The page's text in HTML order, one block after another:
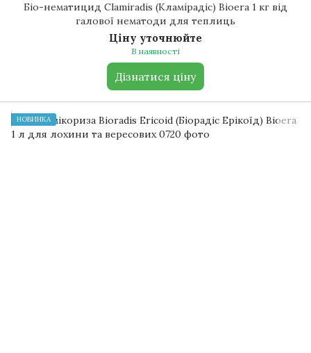
Біо-нематицид Clamiradis (Кламірадіс) Bioera 1 кг від
галової нематоди для теплиць
Ціну уточнюйте
В наявності
Дізнатися ціну
НОВИНКА